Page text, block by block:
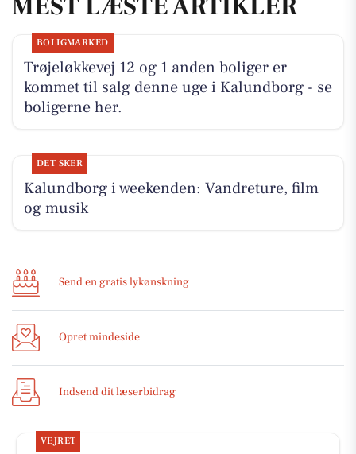
BOLIGMARKED
Trøjeløkkevej 12 og 1 anden boliger er
kommet til salg denne uge i Kalundborg - se
boligerne her.
DET SKER
Kalundborg i weekenden: Vandreture, film
og musik
Send en gratis lykønskning
Opret mindeside
Indsend dit læserbidrag
VEJRET